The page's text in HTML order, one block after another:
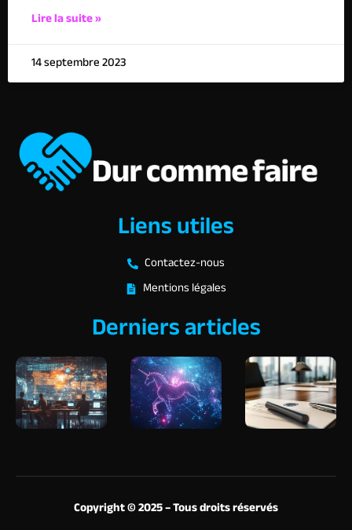
Lire la suite »
14 septembre 2023
Liens utiles
Contactez-nous
Mentions légales
Derniers articles
Copyright © 2025 – Tous droits réservés